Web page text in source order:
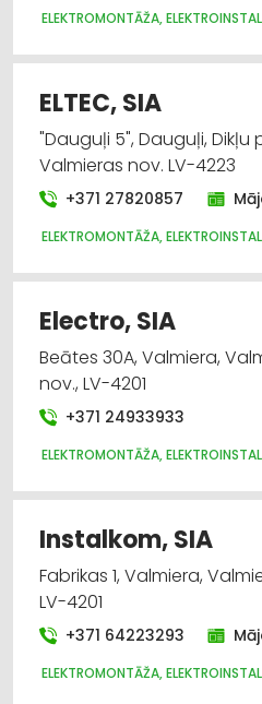
ELEKTROMONTĀŽA,
ELTEC, SIA
"Dauguļi 5", Dauguļi, Dikļu
Valmieras nov. LV-4223
+371 27820857
ELEKTROMONTĀŽA,
Electro, SIA
Beātes 30A, Valmiera,
nov., LV-4201
+371 24933933
ELEKTROMONTĀŽA,
Instalkom, SIA
Fabrikas 1, Valmiera,
LV-4201
+371 64223293
ELEKTROMONTĀŽA,